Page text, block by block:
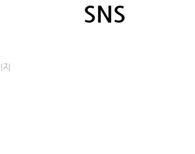
SNS